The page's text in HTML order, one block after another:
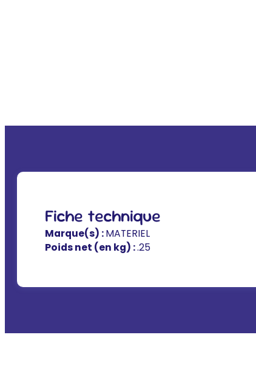
Fiche technique
Marque(s) :MATERIEL
Poids net (en kg) :.25